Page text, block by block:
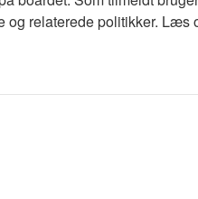
relaterede politikker. Læs